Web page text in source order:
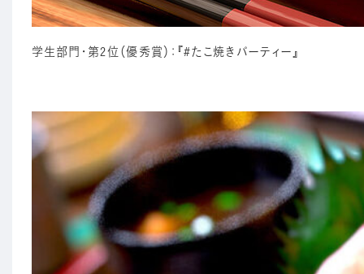
学生部門・第2位（優秀賞）：『#たこ焼きパーティー』